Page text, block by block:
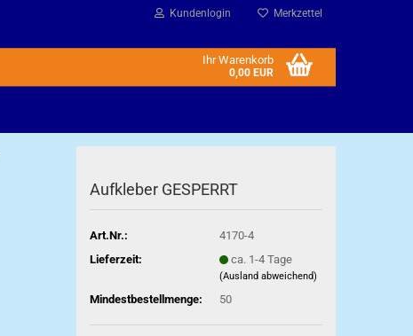
Kundenlogin Merkzettel
Ihr Warenkorb
0,00 EUR
Aufkleber GESPERRT
Art.Nr.:
4170-4
Lieferzeit:
ca. 1-4 Tage
(Ausland abweichend)
Mindestbestellmenge: 50